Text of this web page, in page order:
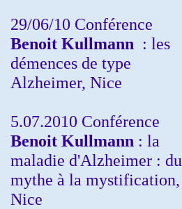
29/06/10 Conférence
Benoit Kullmann : les
démences de type
Alzheimer, Nice
5.07.2010 Conférence
Benoit Kullmann : la
maladie d'Alzheimer : du
mythe à la mystification,
Nice